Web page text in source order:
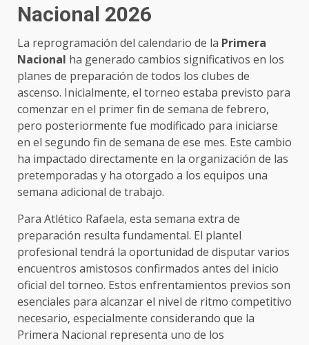
Nacional 2026
La reprogramación del calendario de la Primera
Nacional ha generado cambios significativos en los
planes de preparación de todos los clubes de
ascenso. Inicialmente, el torneo estaba previsto para
comenzar en el primer fin de semana de febrero,
pero posteriormente fue modificado para iniciarse
en el segundo fin de semana de ese mes. Este cambio
ha impactado directamente en la organización de las
pretemporadas y ha otorgado a los equipos una
semana adicional de trabajo.
Para Atlético Rafaela, esta semana extra de
preparación resulta fundamental. El plantel
profesional tendrá la oportunidad de disputar varios
encuentros amistosos confirmados antes del inicio
oficial del torneo. Estos enfrentamientos previos son
esenciales para alcanzar el nivel de ritmo competitivo
necesario, especialmente considerando que la
Primera Nacional representa uno de los